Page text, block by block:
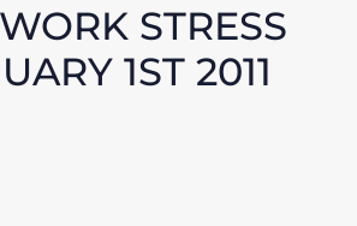
STRESS
1ST 2011